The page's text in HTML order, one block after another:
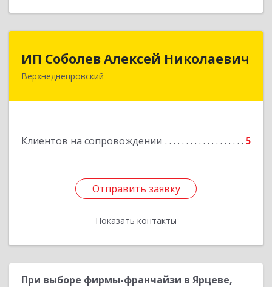
ИП Соболев Алексей Николаевич
Верхнеднепровский
Клиентов на сопровождении 5
Отправить заявку
Показать контакты
ИП Соболев Алексей Николаевич
Отправить заявку
Назад
При выборе фирмы-франчайзи в Ярцеве,